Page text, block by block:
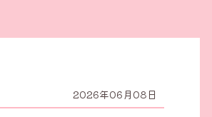
2026年06月08日